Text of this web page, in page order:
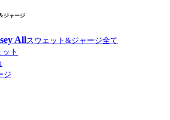
ジャージ
Allスウェット&ジャージ全て
ト
ジ